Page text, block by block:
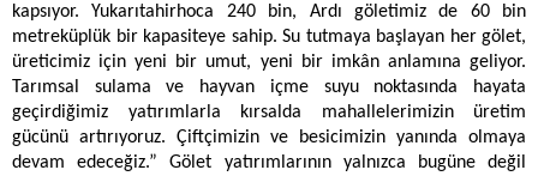
kapsıyor. Yukarıtahirhoca 240 bin, Ardı göletimiz de 60 bin
metreküplük bir kapasiteye sahip. Su tutmaya başlayan her gölet,
üreticimiz için yeni bir umut, yeni bir imkân anlamına geliyor.
Tarımsal sulama ve hayvan içme suyu noktasında hayata
geçirdiğimiz yatırımlarla kırsalda mahallelerimizin üretim
gücünü artırıyoruz. Çiftçimizin ve besicimizin yanında olmaya
devam edeceğiz.” Gölet yatırımlarının yalnızca bugüne değil